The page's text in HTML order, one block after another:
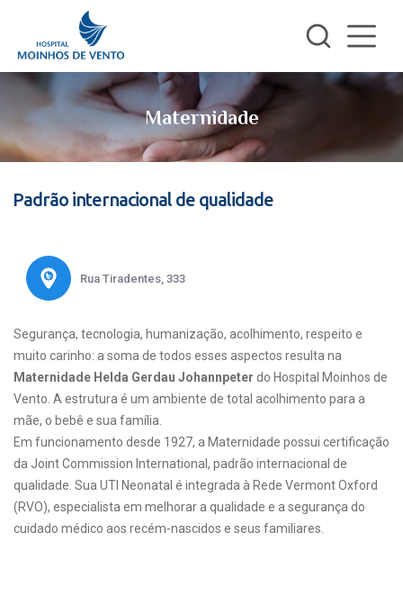
Maternidade
Padrão internacional de qualidade
Rua Tiradentes, 333
Segurança, tecnologia, humanização, acolhimento, respeito e
muito carinho: a soma de todos esses aspectos resulta na
Maternidade Helda Gerdau Johannpeter do Hospital Moinhos de
Vento. A estrutura é um ambiente de total acolhimento para a
mãe, o bebê e sua família.
Em funcionamento desde 1927, a Maternidade possui certificação
da Joint Commission International, padrão internacional de
qualidade. Sua UTI Neonatal é integrada à Rede Vermont Oxford
(RVO), especialista em melhorar a qualidade e a segurança do
cuidado médico aos recém-nascidos e seus familiares.